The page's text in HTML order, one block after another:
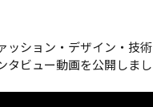
ッション・デザイン・技
タビュー動画を公開しま